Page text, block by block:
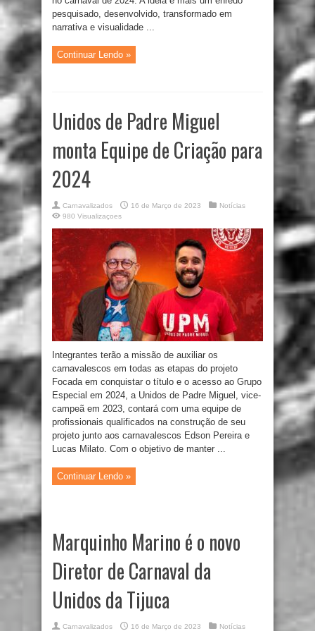
pesquisado, desenvolvido, transformado em
narrativa e visualidade ...
Continuar Lendo »
Unidos de Padre Miguel
monta Equipe de Criação para
2024
Carnavalizados 16 de Março de 2023
Notícias
980 Visualizaçoes
Integrantes terão a missão de auxiliar os
carnavalescos em todas as etapas do projeto
Focada em conquistar o título e o acesso ao Grupo
Especial em 2024, a Unidos de Padre Miguel, vice-
campeã em 2023, contará com uma equipe de
profissionais qualificados na construção de seu
projeto junto aos carnavalescos Edson Pereira e
Lucas Milato. Com o objetivo de manter ...
Continuar Lendo »
Marquinho Marino é o novo
Diretor de Carnaval da
Unidos da Tijuca
Carnavalizados 16 de Março de 2023
Notícias